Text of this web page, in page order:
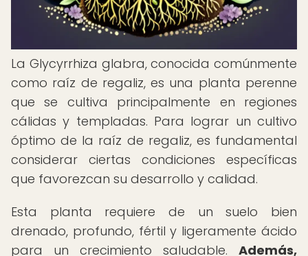
La Glycyrrhiza glabra, conocida comúnmente
como raíz de regaliz, es una planta perenne
que se cultiva principalmente en regiones
cálidas y templadas. Para lograr un cultivo
óptimo de la raíz de regaliz, es fundamental
considerar ciertas condiciones específicas
que favorezcan su desarrollo y calidad.
Esta planta requiere de un suelo bien
drenado, profundo, fértil y ligeramente ácido
para un crecimiento saludable. Además,